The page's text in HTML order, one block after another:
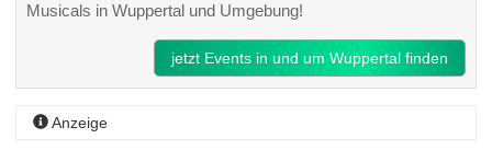
Musicals in Wuppertal und Umgebung!
jetzt Events in und um Wuppertal finden
Anzeige